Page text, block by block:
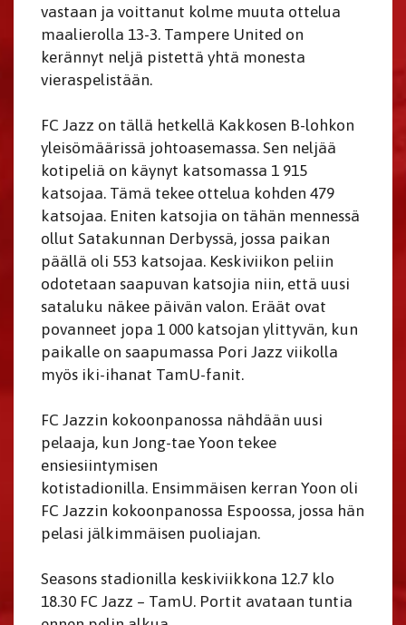
vastaan ja voittanut kolme muuta ottelua
maalierolla 13-3. Tampere United on
kerännyt neljä pistettä yhtä monesta
vieraspelistään.
FC Jazz on tällä hetkellä Kakkosen B-lohkon
yleisömäärissä johtoasemassa. Sen neljää
kotipeliä on käynyt katsomassa 1 915
katsojaa. Tämä tekee ottelua kohden 479
katsojaa. Eniten katsojia on tähän mennessä
ollut Satakunnan Derbyssä, jossa paikan
päällä oli 553 katsojaa. Keskiviikon peliin
odotetaan saapuvan katsojia niin, että uusi
sataluku näkee päivän valon. Eräät ovat
povanneet jopa 1 000 katsojan ylittyvän, kun
paikalle on saapumassa Pori Jazz viikolla
myös iki-ihanat TamU-fanit.
​​​​​​​FC Jazzin kokoonpanossa nähdään uusi
pelaaja, kun Jong-tae Yoon tekee
ensiesiintymisen
kotistadionilla. Ensimmäisen kerran Yoon oli
FC Jazzin kokoonpanossa Espoossa, jossa hän
pelasi jälkimmäisen puoliajan.
Seasons stadionilla keskiviikkona 12.7 klo
18.30 FC Jazz – TamU. Portit avataan tuntia